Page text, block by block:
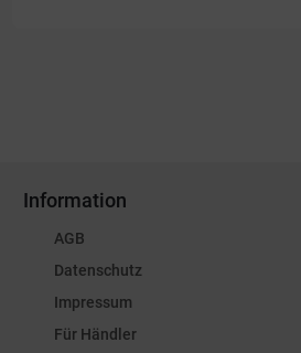
Information
AGB
Datenschutz
Impressum
Für Händler